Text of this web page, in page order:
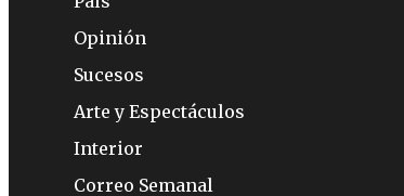
Opinión
Sucesos
Arte y Espectáculos
Interior
Correo Semanal